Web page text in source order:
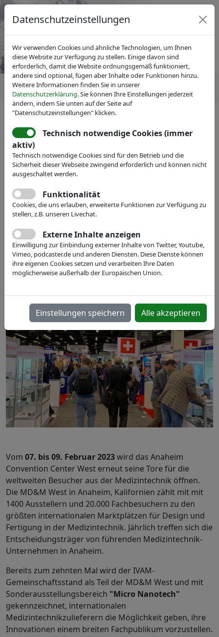
IVAM Fachverband für Mikrotechnik
Veranstaltungen
MD&M West 2023
Medical Design & Manufacturing - IVAM
präsentiert Sonderbereich Micro Nanotech
in Halle C
07.02. - 09.02.2023
Anaheim Convention Center, CA, US
Jetzt anmelden
Vom 07. bis 09. Februar 2023wird das Anaheim
Convention Center West erneut seine Tore für die
weltweiten Besucher aus der Medizintechnik öffnen.
Die MD&M West in Anaheim, Kalifornien zählt mit mit
1400 Ausstellern und 20.000 Fachbesuchern zu den
größten internationalen Marktplätzen für Design und
Fertigung in der Medizintechnik. Jährlich treffen sich die
Entscheidungsträger von führenden Medizintechnik-
Unternehmen in Anaheim.
Bereits zum zehnten Mal wird der IVAM-
Gemeinschaftsstand als Teil der MD&M West und mit
Sonderausstellungsbereich "Micro Nanotech"
gekennzeichnet, internationalen
Medizintechnikzulieferern die Möglichkeit geben, ihre
Innovationen einem breiten Fachpublikum vorzustellen.
Datenschutzeinstellungen
Wir verwenden Cookies und ähnliche Technologien, um Ihnen
diese Website zur Verfügung zu stellen. Einige davon sind
erforderlich, damit die Website ordnungsgemäß funktioniert,
andere sind optional, fügen aber Inhalte oder Funktionen hinzu.
Weitere Informationen finden Sie in unserer
Datenschutzerklärung. Sie können Ihre Einstellungen jederzeit
ändern, indem Sie unten auf der Seite auf
"Datenschutzeinstellungen" klicken.
Technisch notwendige Cookies (immer
aktiv)
Technisch notwendige Cookies sind für den Betrieb und die
Sicherheit dieser Webseite zwingend erforderlich und können nicht
ausgeschaltet werden.
Funktionalität
Cookies, die uns erlauben, erweiterte Funktionen zur Verfügung zu
stellen, z.B. unseren Livechat.
Externe Inhalte anzeigen
Einwilligung zur Einbindung externer Inhalte von Twitter, Youtube,
Vimeo, podcaster.de und anderen Diensten. Diese Dienste können
ihre eigenen Cookies setzen und verarbeiten Ihre Daten
möglicherweise außerhalb der Europäischen Union.
Einstellungen speichern Alle akzeptieren